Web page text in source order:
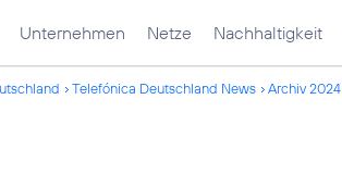
Unternehmen Netze Nachhaltigkeit
Telefónica Deutschland News Archiv 2024